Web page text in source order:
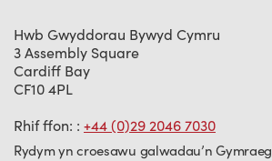
Hwb Gwyddorau Bywyd Cymru
3 Assembly Square
Cardiff Bay
CF10 4PL
Rhif ffon: : +44 (0)29 2046 7030
Rydym yn croesawu galwadau’n Gymraeg